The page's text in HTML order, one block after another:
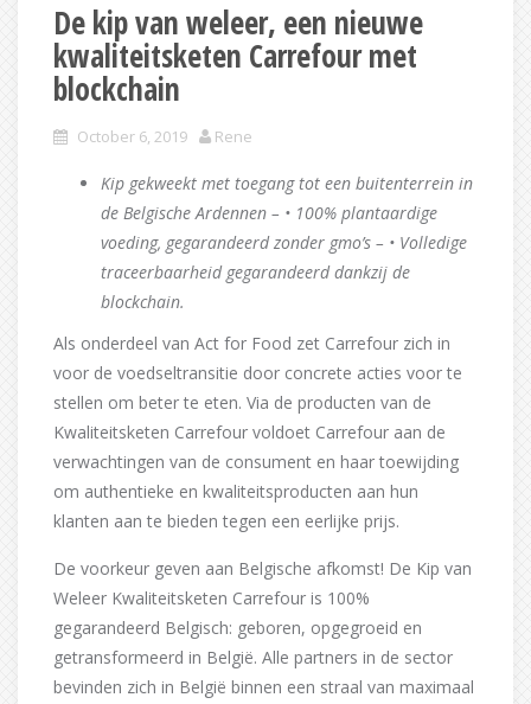
De kip van weleer, een nieuwe
kwaliteitsketen Carrefour met
blockchain
October 6, 2019 Rene
Kip gekweekt met toegang tot een buitenterrein in
de Belgische Ardennen – • 100% plantaardige
voeding, gegarandeerd zonder gmo’s – • Volledige
traceerbaarheid gegarandeerd dankzij de
blockchain.
Als onderdeel van Act for Food zet Carrefour zich in
voor de voedseltransitie door concrete acties voor te
stellen om beter te eten. Via de producten van de
Kwaliteitsketen Carrefour voldoet Carrefour aan de
verwachtingen van de consument en haar toewijding
om authentieke en kwaliteitsproducten aan hun
klanten aan te bieden tegen een eerlijke prijs.
De voorkeur geven aan Belgische afkomst! De Kip van
Weleer Kwaliteitsketen Carrefour is 100%
gegarandeerd Belgisch: geboren, opgegroeid en
getransformeerd in België. Alle partners in de sector
bevinden zich in België binnen een straal van maximaal